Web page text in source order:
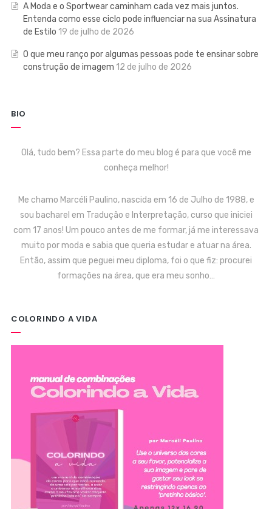
A Moda e o Sportwear caminham cada vez mais juntos.
Entenda como esse ciclo pode influenciar na sua Assinatura
de Estilo 19 de julho de 2026
O que meu ranço por algumas pessoas pode te ensinar sobre
construção de imagem 12 de julho de 2026
BIO
Olá, tudo bem? Essa parte do meu blog é para que você me
conheça melhor!
Me chamo Marcéli Paulino, nascida em 16 de Julho de 1988, e
sou bacharel em Tradução e Interpretação, curso que iniciei
com 17 anos! Um pouco antes de me formar, já me interessava
muito por moda e sabia que queria estudar e atuar na área.
Então, assim que peguei meu diploma, foi o que fiz: procurei
formações na área, que era meu sonho…
COLORINDO A VIDA